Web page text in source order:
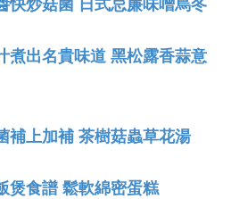
快炒菇菌 日式忌廉味噌烏冬
煮出名貴味道 黑松露香蒜意
補上加補 茶樹菇蟲草花湯
煲食譜 鬆軟綿密蛋糕